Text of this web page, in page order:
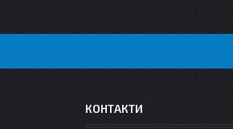
КОНТАКТИ